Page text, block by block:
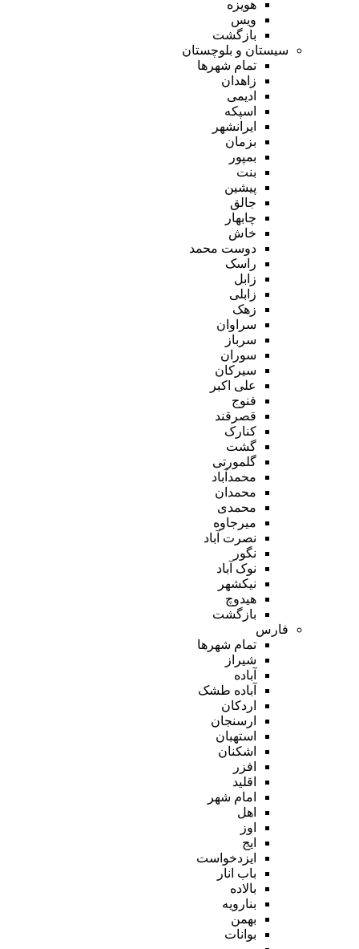
هویزه
ویس
بازگشت
سیستان و بلوچستان
تمام شهر‌ها
زاهدان
ادیمی
اسپکه
ایرانشهر
بزمان
بمپور
بنت
پیشین
جالق
چابهار
خاش
دوست محمد
راسک
زابل
زابلی
زهک
سراوان
سرباز
سوران
سیرکان
علی اکبر
فنوج
قصرقند
کنارک
گشت
گلمورتی
محمدآباد
محمدان
محمدی
میرجاوه
نصرت آباد
نگور
نوک آباد
نیکشهر
هیدوچ
بازگشت
فارس
تمام شهر‌ها
شیراز
آباده
آباده طشک
اردکان
ارسنجان
استهبان
اشکنان
افزر
اقلید
امام شهر
اهل
اوز
ایج
ایزدخواست
باب انار
بالاده
بنارویه
بهمن
بوانات